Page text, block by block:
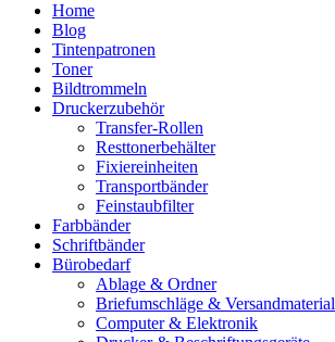
Home
Blog
Tintenpatronen
Toner
Bildtrommeln
Druckerzubehör
Transfer-Rollen
Resttonerbehälter
Fixiereinheiten
Transportbänder
Feinstaubfilter
Farbbänder
Schriftbänder
Bürobedarf
Ablage & Ordner
Briefumschläge & Versandmaterial
Computer & Elektronik